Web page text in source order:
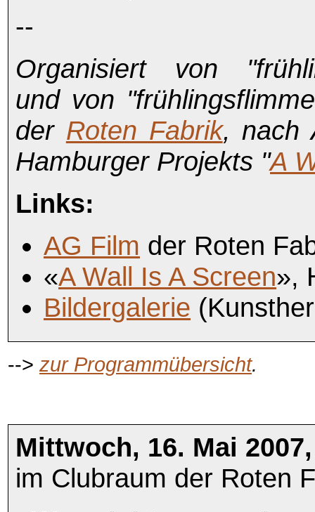
--
Organisiert von
und von
der Roten Fabrik, nach
Hamburger Projekts "A
Links:
AG Film der Roten
«A Wall Is A Screen»,
Bildergalerie
--> zur Programmübersicht.
Mittwoch, 16. Mai
im Clubraum der Roten